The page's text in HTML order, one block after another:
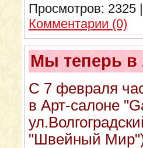
Просмотров: 2325
Комментарии (0)
Мы теперь в
С 7 февраля
в Арт-салоне
"Швейный